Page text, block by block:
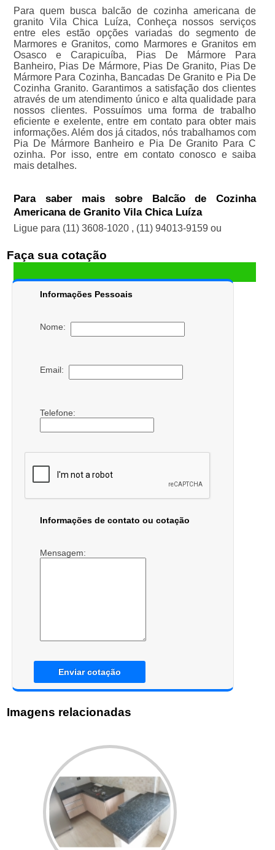
Para quem busca balcão de cozinha americana de
granito Vila Chica Luíza, Conheça nossos serviços
entre eles estão opções variadas do segmento de
Marmores e Granitos, como Marmores e Granitos em
Osasco e Carapicuíba, Pias De Mármore Para
Banheiro, Pias De Mármore, Pias De Granito, Pias De
Mármore Para Cozinha, Bancadas De Granito e Pia De
Cozinha Granito. Garantimos a satisfação dos clientes
através de um atendimento único e alta qualidade para
nossos clientes. Possuímos uma forma de trabalho
eficiente e exelente, entre em contato para obter mais
informações. Além dos já citados, nós trabalhamos com
Pia De Mármore Banheiro e Pia De Granito Para C
ozinha. Por isso, entre em contato conosco e saiba
mais detalhes.
Para saber mais sobre Balcão de Cozinha
Americana de Granito Vila Chica Luíza
Ligue para (11) 3608-1020 , (11) 94013-9159 ou
Faça sua cotação
Informações Pessoais
Nome:
Email:
Telefone:
Informações de contato ou cotação
Mensagem:
Enviar cotação
Imagens relacionadas